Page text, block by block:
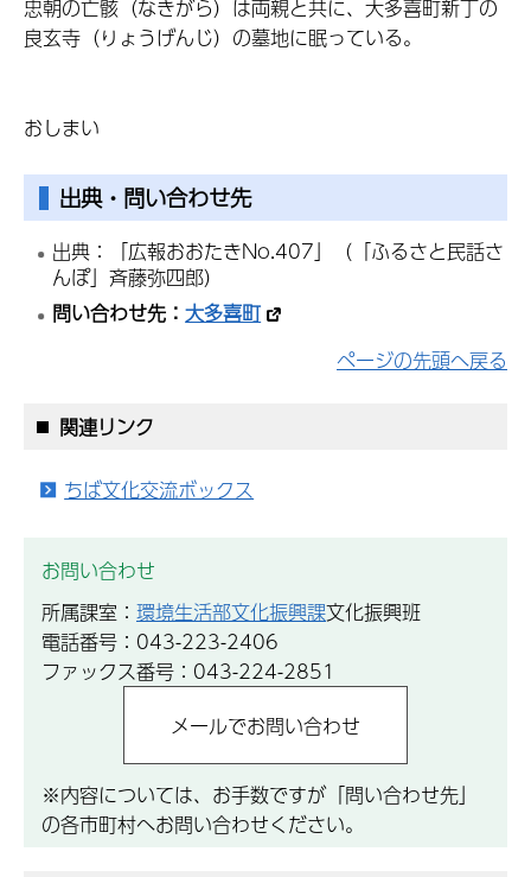
忠朝の亡骸（なきがら）は両親と共に、大多喜町新丁の
良玄寺（りょうげんじ）の墓地に眠っている。
おしまい
出典・問い合わせ先
出典：「広報おおたきNo.407」（「ふるさと民話さ
んぽ」斉藤弥四郎）
問い合わせ先：大多喜町
ページの先頭へ戻る
関連リンク
ちば文化交流ボックス
お問い合わせ
所属課室： 環境生活部文化振興課文化振興班
電話番号：043-223-2406
ファックス番号：043-224-2851
※内容については、お手数ですが「問い合わせ先」
の各市町村へお問い合わせください。